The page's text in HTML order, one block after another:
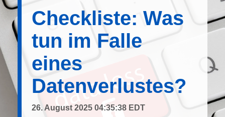
Checkliste: Was
tun im Falle
eines
Datenverlustes?
26. August 2025 04:35:38 EDT